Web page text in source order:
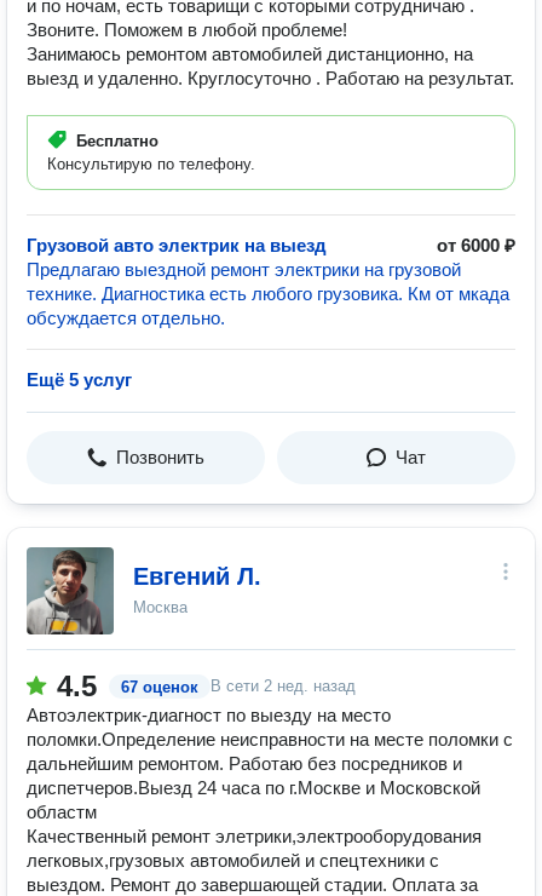
и по ночам, есть товарищи с которыми сотрудничаю .
Звоните. Поможем в любой проблеме!
Занимаюсь ремонтом автомобилей дистанционно, на
выезд и удаленно. Круглосуточно . Работаю на результат.
Бесплатно
Консультирую по телефону.
Грузовой авто электрик на выезд
от 6000 ₽
Предлагаю выездной ремонт электрики на грузовой
технике. Диагностика есть любого грузовика. Км от мкада
обсуждается отдельно.
Ещё 5 услуг
Позвонить Чат
Евгений Л.
Москва
4.5 67 оценок В сети 2 нед. назад
Автоэлектрик-диагност по выезду на место
поломки.Определение неисправности на месте поломки с
дальнейшим ремонтом. Работаю без посредников и
диспетчеров.Выезд 24 часа по г.Москве и Московской
областм
Качественный ремонт элетрики,электрооборудования
легковых,грузовых автомобилей и спецтехники с
выездом. Ремонт до завершающей стадии. Оплата за